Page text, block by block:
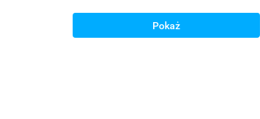
Pokaż